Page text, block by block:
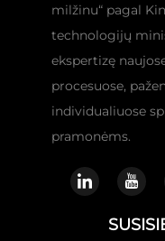
milžinu“ pagal
technologijų
ekspertizę
procesuose,
individualiuose
pramonėms.